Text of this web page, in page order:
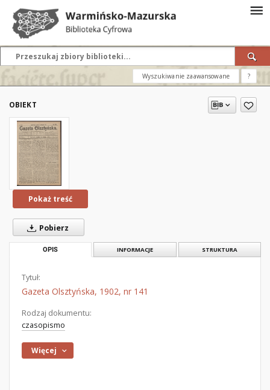
Wyszukiwanie zaawansowane ?
OBIEKT
Pokaż treść
Pobierz
OPIS INFORMACJE STRUKTURA
Tytuł:
Gazeta Olsztyńska, 1902, nr 141
Rodzaj dokumentu:
czasopismo
Więcej